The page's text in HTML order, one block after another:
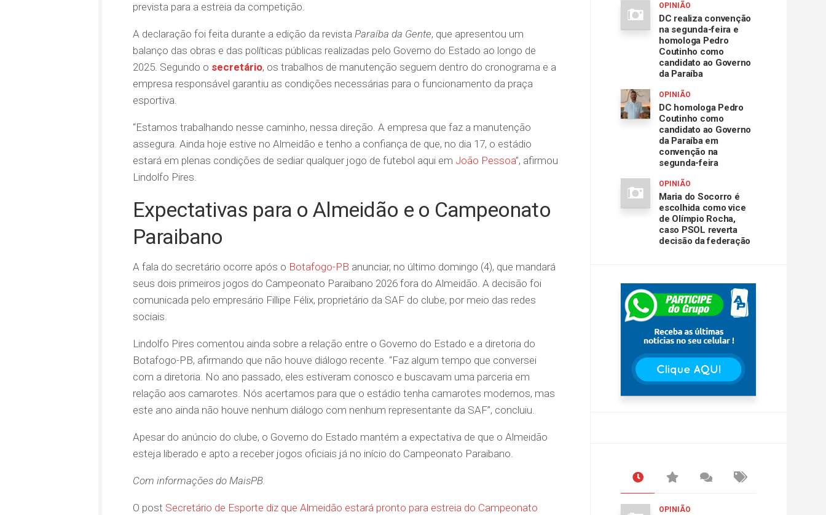
prevista para a estreia da competição.
A declaração foi feita durante a edição da revista Paraíba da Gente, que apresentou um
balanço das obras e das políticas públicas realizadas pelo Governo do Estado ao longo de
2025. Segundo o secretário, os trabalhos de manutenção seguem dentro do cronograma e a
empresa responsável garantiu as condições necessárias para o funcionamento da praça
esportiva.
“Estamos trabalhando nesse caminho, nessa direção. A empresa que faz a manutenção
assegura. Ainda hoje estive no Almeidão e tenho a confiança de que, no dia 17, o estádio
estará em plenas condições de sediar qualquer jogo de futebol aqui em João Pessoa”, afirmou
Lindolfo Pires.
Expectativas para o Almeidão e o Campeonato
Paraibano
A fala do secretário ocorre após o Botafogo-PB anunciar, no último domingo (4), que mandará
seus dois primeiros jogos do Campeonato Paraibano 2026 fora do Almeidão. A decisão foi
comunicada pelo empresário Fillipe Félix, proprietário da SAF do clube, por meio das redes
sociais.
Lindolfo Pires comentou ainda sobre a relação entre o Governo do Estado e a diretoria do
Botafogo-PB, afirmando que não houve diálogo recente. “Faz algum tempo que conversei
com a diretoria. No ano passado, eles estiveram conosco e buscavam uma parceria em
relação aos camarotes. Nós acertamos para que o estádio tenha camarotes modernos, mas
este ano ainda não houve nenhum diálogo com nenhum representante da SAF”, concluiu.
Apesar do anúncio do clube, o Governo do Estado mantém a expectativa de que o Almeidão
esteja liberado e apto a receber jogos oficiais já no início do Campeonato Paraibano.
Com informações do MaisPB.
O post Secretário de Esporte diz que Almeidão estará pronto para estreia do Campeonato
OPINIÃO
DC realiza convenção
na segunda-feira e
homologa Pedro
Coutinho como
candidato ao Governo
da Paraíba
OPINIÃO
DC homologa Pedro
Coutinho como
candidato ao Governo
da Paraíba em
convenção na
segunda-feira
OPINIÃO
Maria do Socorro é
escolhida como vice
de Olímpio Rocha,
caso PSOL reverta
decisão da federação
OPINIÃO